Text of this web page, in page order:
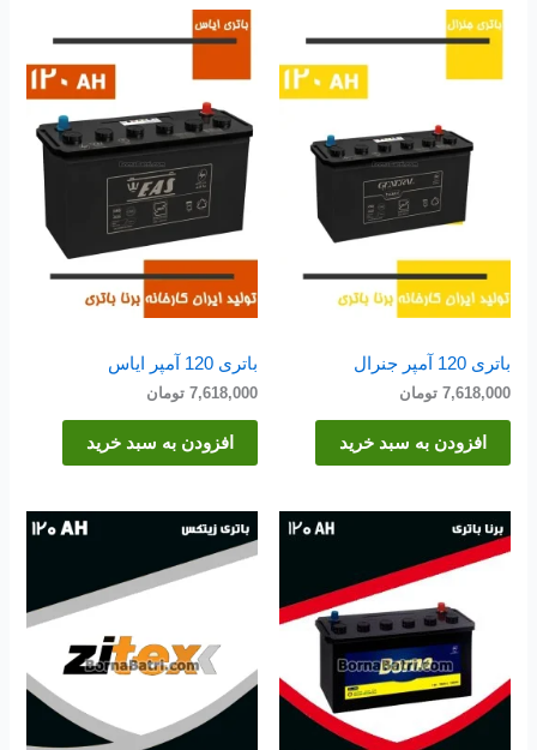
باتری 120 آمپر جنرال
7,618,000 تومان
افزودن به سبد خرید
باتری 120 آمپر ایاس
7,618,000 تومان
افزودن به سبد خرید